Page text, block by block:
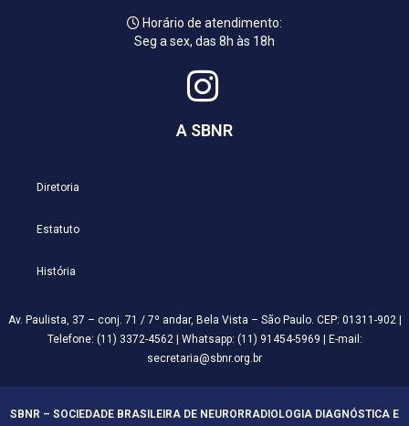
Horário de atendimento:
Seg a sex, das 8h às 18h
A SBNR
Diretoria
Estatuto
História
Av. Paulista, 37 – conj. 71 / 7º andar, Bela Vista – São Paulo. CEP: 01311-902 |
Telefone: (11) 3372-4562 | Whatsapp: (11) 91454-5969 | E-mail:
secretaria@sbnr.org.br
SBNR – SOCIEDADE BRASILEIRA DE NEURORRADIOLOGIA DIAGNÓSTICA E